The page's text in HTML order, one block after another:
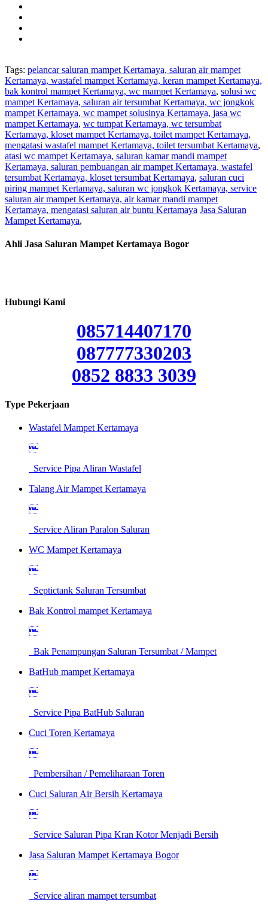
Tags: pelancar saluran mampet Kertamaya, saluran air mampet
Kertamaya, wastafel mampet Kertamaya, keran mampet Kertamaya,
bak kontrol mampet Kertamaya, wc mampet Kertamaya, solusi wc
mampet Kertamaya, saluran air tersumbat Kertamaya, wc jongkok
mampet Kertamaya, wc mampet solusinya Kertamaya, jasa wc
mampet Kertamaya, wc tumpat Kertamaya, wc tersumbat
Kertamaya, kloset mampet Kertamaya, toilet mampet Kertamaya,
mengatasi wastafel mampet Kertamaya, toilet tersumbat Kertamaya,
atasi wc mampet Kertamaya, saluran kamar mandi mampet
Kertamaya, saluran pembuangan air mampet Kertamaya, wastafel
tersumbat Kertamaya, kloset tersumbat Kertamaya, saluran cuci
piring mampet Kertamaya, saluran wc jongkok Kertamaya, service
saluran air mampet Kertamaya, air kamar mandi mampet
Kertamaya, mengatasi saluran air buntu Kertamaya Jasa Saluran
Mampet Kertamaya,
Ahli Jasa Saluran Mampet Kertamaya Bogor
Hubungi Kami
085714407170
087777330203
0852 8833 3039
Type Pekerjaan
Wastafel Mampet Kertamaya

Service Pipa Aliran Wastafel
Talang Air Mampet Kertamaya

Service Aliran Paralon Saluran
WC Mampet Kertamaya

Septictank Saluran Tersumbat
Bak Kontrol mampet Kertamaya

Bak Penampungan Saluran Tersumbat / Mampet
BatHub mampet Kertamaya

Service Pipa BatHub Saluran
Cuci Toren Kertamaya

Pembersihan / Pemeliharaan Toren
Cuci Saluran Air Bersih Kertamaya

Service Saluran Pipa Kran Kotor Menjadi Bersih
Jasa Saluran Mampet Kertamaya Bogor

Service aliran mampet tersumbat